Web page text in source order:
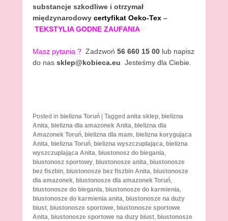
substancje szkodliwe i otrzymał
międzynarodowy certyfikat Oeko-Tex –
TEKSTYLIA GODNE ZAUFANIA
Masz pytania ? Zadzwoń 56 660 15 00 lub napisz
do nas sklep@kobieca.eu Jesteśmy dla Ciebie.
Posted in bielizna Toruń Tagged anita sklep, bielizna
Anita, bielizna dla amazonek Anita, bielizna dla
Amazonek Toruń, bielizna dla mam, bielizna korygująca
Anita, bielizna Toruń, bielizna wyszczuplająca, bielizna
wyszczuplająca Anita, biustonosz do biegania,
biustonosz sportowy, biustonosze anita, biustonosze
bez fiszbin, biustonosze bez fiszbin Anita, biustonosze
dla amazonek, biustonosze dla amazonek Toruń,
biustonosze do biegania, biustonosze do karmienia,
biustonosze do karmienia anita, biustonosze na duży
biust, biustonosze sportowe, biustonosze sportowe
Anita, biustonosze sportowe na duzy biust, biustonosze